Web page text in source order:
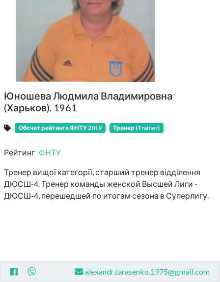
Юношева Людмила Владимировна
(Харьков). 1961
Обсчет рейтинга ФНТУ 2019 Тренер (Trainer)
Рейтинг ФНТУ
Тренер вищої категорії, старший тренер відділення
ДЮСШ-4. Тренер команды женской Высшей Лиги -
ДЮСШ-4, перешедшей по итогам сезона в Суперлигу.
alexandr.tarasenko.1975@gmail.com